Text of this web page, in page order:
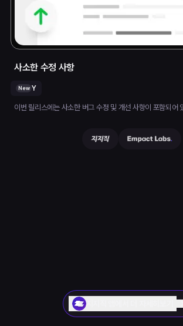
사소한 수정 사항
New Y
이번 릴리스에는 사소한 버그 수정 및 개선 사항이 포함되어
지지직 앱에서 더 자세히보기